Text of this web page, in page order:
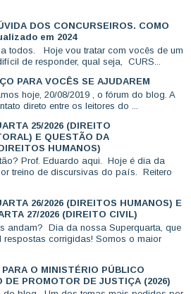
DOS CONCURSEIROS. COMO
em 2024
todos. Hoje vou tratar com vocês de um
de responder, qual seja, CURS...
PARA VOCÊS SE AJUDAREM
hoje, 20/08/2019 , o fórum do blog. A
direto entre os leitores do ...
25/2026 (DIREITO
E QUESTÃO DA
HUMANOS)
Prof. Eduardo aqui. Hoje é dia da
treino de discursivas do país. Reitero
26/2026 (DIREITOS HUMANOS) E
27/2026 (DIREITO CIVIL)
andam? Dia da nossa Superquarta, que
respostas corrigidas! Somos o maior
O MINISTÉRIO PÚBLICO
DE PROMOTOR DE JUSTIÇA (2026)